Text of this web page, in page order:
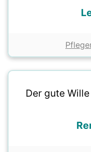
Der gute